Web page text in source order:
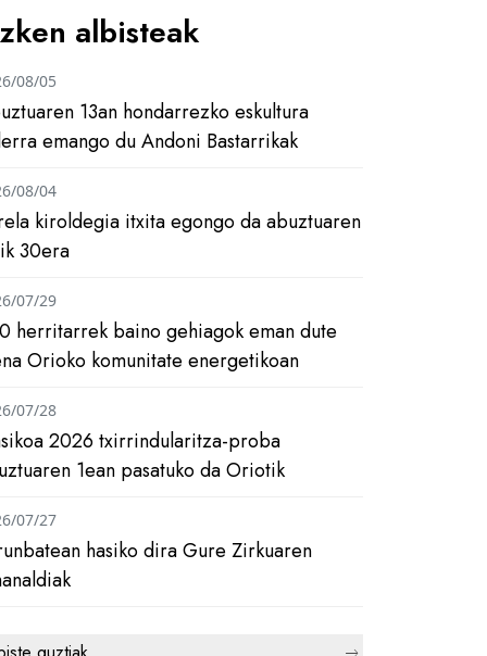
albisteak
13an hondarrezko eskultura
emango du Andoni Bastarrikak
08/05
kiroldegia itxita egongo da abuztuaren
30era
08/04
herritarrek baino gehiagok eman dute
Orioko komunitate energetikoan
07/29
2026 txirrindularitza-proba
1ean pasatuko da Oriotik
07/28
hasiko dira Gure Zirkuaren
07/27